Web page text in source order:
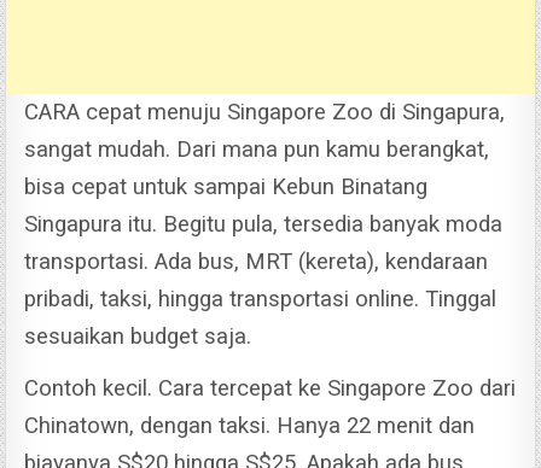
CARA cepat menuju Singapore Zoo di Singapura,
sangat mudah. Dari mana pun kamu berangkat,
bisa cepat untuk sampai Kebun Binatang
Singapura itu. Begitu pula, tersedia banyak moda
transportasi. Ada bus, MRT (kereta), kendaraan
pribadi, taksi, hingga transportasi online. Tinggal
sesuaikan budget saja.
Contoh kecil. Cara tercepat ke Singapore Zoo dari
Chinatown, dengan taksi. Hanya 22 menit dan